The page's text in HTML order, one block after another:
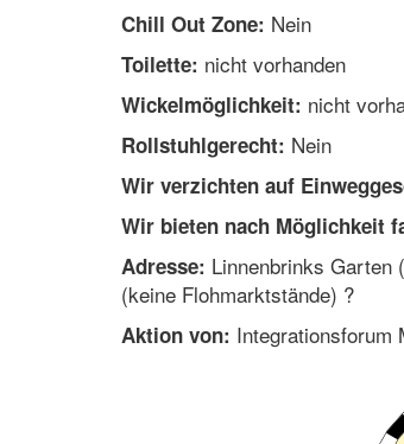
Chill Out Zone: Nein
Toilette: nicht vorhanden
Wickelmöglichkeit: nicht
Rollstuhlgerecht: Nein
Wir verzichten auf
Wir bieten nach Möglichkeit
Adresse: Linnenbrinks Garten
(keine Flohmarktstände) ?
Aktion von: Integrationsforum